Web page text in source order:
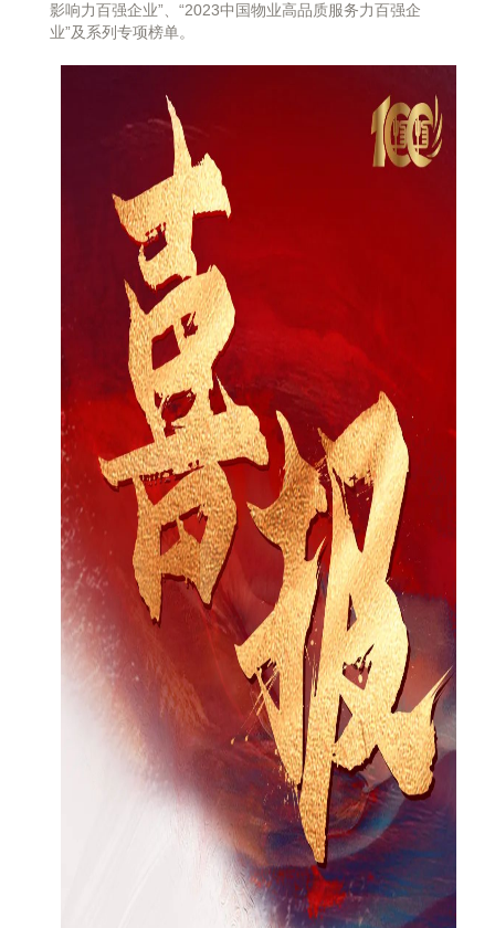
影响力百强企业”、“2023中国物业高品质服务力百强企
业”及系列专项榜单。